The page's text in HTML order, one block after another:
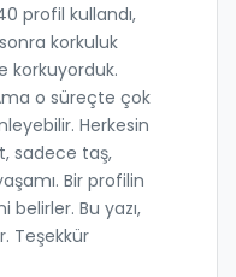
profil kullandı,
korkuluk
korkuyorduk.
o süreçte çok
Herkesin
sadece taş,
Bir profilin
belirler. Bu yazı,
Teşekkür